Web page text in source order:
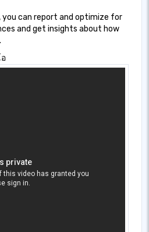
you can report and optimize for
and get insights about how